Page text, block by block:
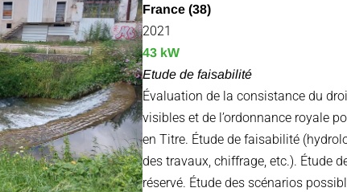
France (38)
2021
43 kW
Etude de faisabilité
Évaluation de la consistance du
visibles et de l’ordonnance royale
en Titre. Étude de faisabilité
des travaux, chiffrage, etc.). Étude
réservé. Étude des scénarios